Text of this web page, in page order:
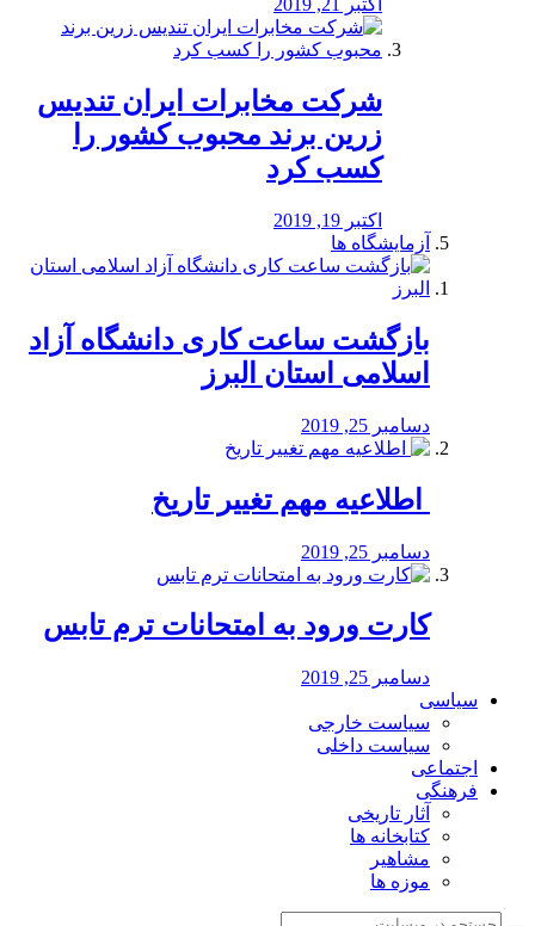
اکتبر 21, 2019
شرکت مخابرات ایران تندیس
زرین برند محبوب کشور را
کسب کرد
اکتبر 19, 2019
آزمایشگاه ها
بازگشت ساعت کاری دانشگاه آزاد
اسلامی استان البرز
دسامبر 25, 2019
️ اطلاعیه مهم تغییر تاریخ
دسامبر 25, 2019
کارت ورود به امتحانات ترم تابس
دسامبر 25, 2019
سیاسی
سیاست خارجی
سیاست داخلی
اجتماعی
فرهنگی
آثار تاریخی
کتابخانه ها
مشاهیر
موزه ها